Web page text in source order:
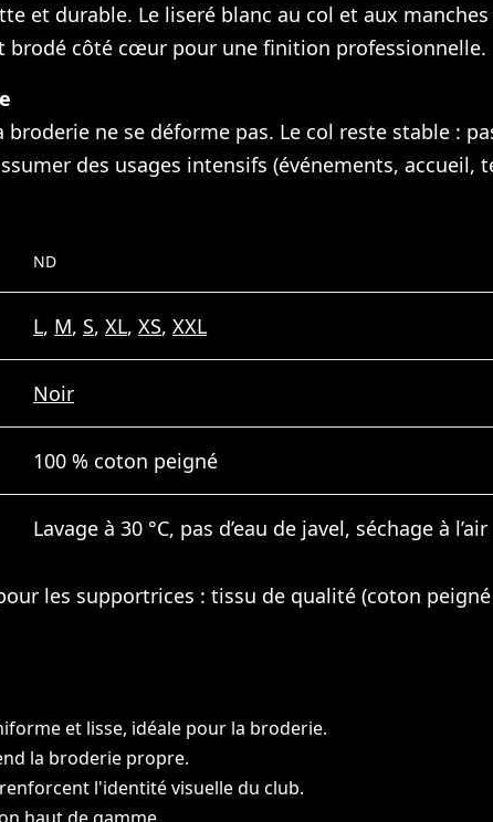
et durable. Le liseré blanc au col et aux
brodé côté cœur pour une finition professionnelle.
ne se déforme pas. Le col reste stable :
des usages intensifs (événements,
ND
L, M, S,XL,XS,XXL
Noir
100 % coton peigné
Lavage à 30 °C, pas d’eau de javel, séchage à l’air
les supportrices : tissu de qualité (coton
et lisse, idéale pour la broderie.
la broderie propre.
l'identité visuelle du club.